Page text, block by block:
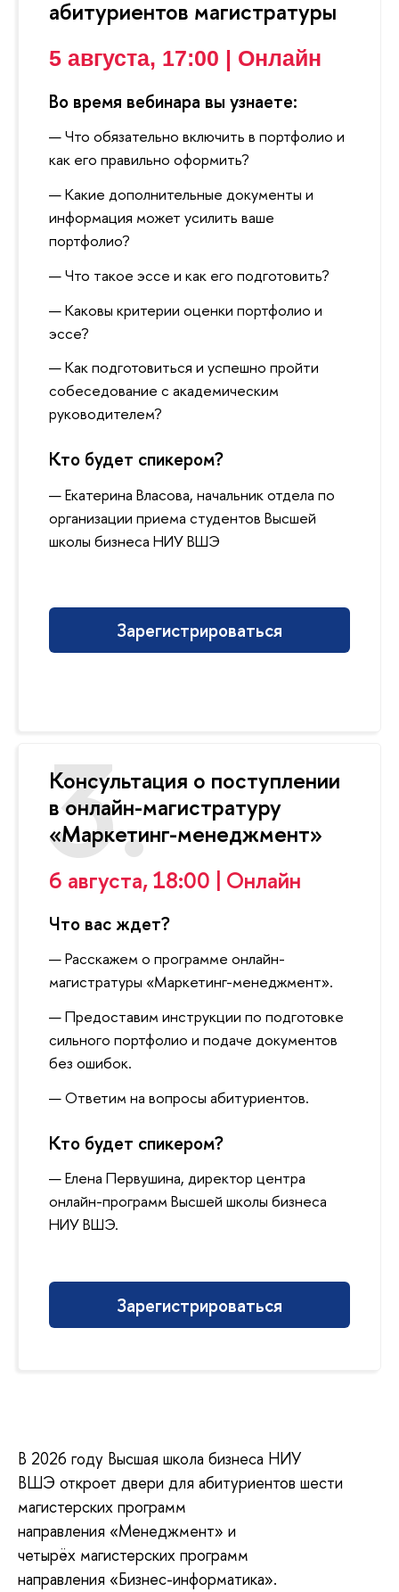
абитуриентов магистратуры
5 августа, 17:00 | Онлайн
Во время вебинара вы узнаете:
Что обязательно включить в портфолио и
как его правильно оформить?
Какие дополнительные документы и
информация может усилить ваше
портфолио?
Что такое эссе и как его подготовить?
Каковы критерии оценки портфолио и
эссе?
Как подготовиться и успешно пройти
собеседование с академическим
руководителем?
Кто будет спикером?
Екатерина Власова, начальник отдела по
организации приема студентов Высшей
школы бизнеса НИУ ВШЭ
Зарегистрироваться
Консультация о поступлении
в онлайн-магистратуру
«Маркетинг-менеджмент»
6 августа, 18:00 | Онлайн
Что вас ждет?
Расскажем о программе онлайн-
магистратуры «Маркетинг-менеджмент».
Предоставим инструкции по подготовке
сильного портфолио и подаче документов
без ошибок.
Ответим на вопросы абитуриентов.
Кто будет спикером?
Елена Первушина, директор центра
онлайн-программ Высшей школы бизнеса
НИУ ВШЭ.
Зарегистрироваться
В 2026 году Высшая школа бизнеса НИУ
ВШЭ откроет двери для абитуриентов шести
магистерских программ
направления «Менеджмент» и
четырёх магистерских программ
направления «Бизнес-информатика».